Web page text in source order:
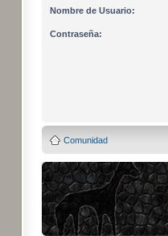
Nombre de Usuario:
Contraseña:
Comunidad